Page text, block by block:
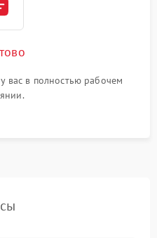
вас в полностью рабочем